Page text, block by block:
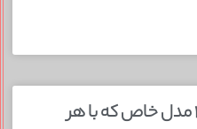
کیف دستی شیک زیبا؛ ۱۵ مدل خاص که با هر